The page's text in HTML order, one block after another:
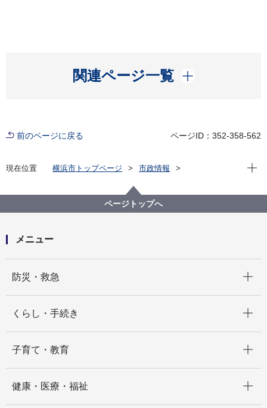
関連ページ一覧
開く
前のページに戻る ページID：352-358-562
現在位置 横浜市トップページ
市政情報
記者発表 2022年度
【記者発表】東戸塚駅東口における市有地の自転車駐
車場を含めた利活用について企業等の皆さまとの「対
現在
ページトップへ
メニュー
防災・救急
くらし・手続き
子育て・教育
健康・医療・福祉